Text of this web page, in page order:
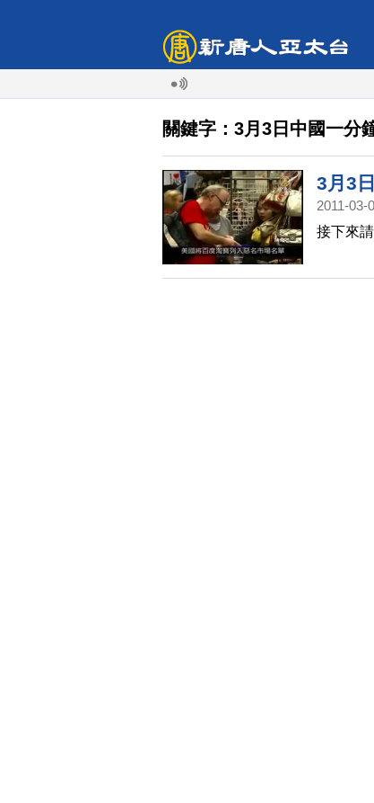
關鍵字：3月3日中國一分
3月3
2011-03-
接下來